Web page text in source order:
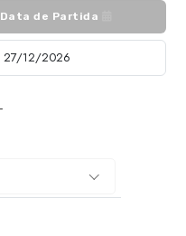
Data de Partida